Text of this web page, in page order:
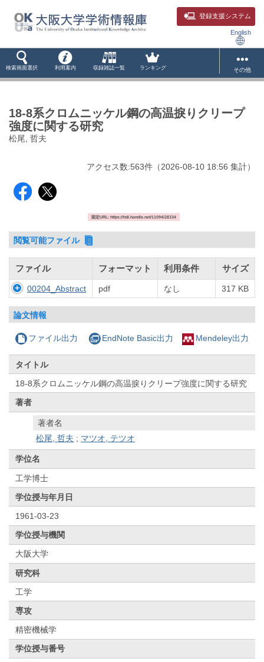
登録支援システム
English
検索画面選択 利用案内 収録雑誌一覧 ランキング その他
18-8系クロムニッケル鋼の高温捩りクリープ
強度に関する研究
松尾, 哲夫
アクセス数:563件 （2026-08-10 18:56 集計）
固定URL: https://hdl.handle.net/11094/28334
閲覧可能ファイル
ファイル フォーマット 利用条件 サイズ
00204_Abstract pdf なし 317 KB
論文情報
ファイル出力 EndNote Basic出力 Mendeley出力
タイトル
18-8系クロムニッケル鋼の高温捩りクリープ強度に関する研究
著者
著者名
松尾, 哲夫 ; マツオ, テツオ
学位名
工学博士
学位授与年月日
1961-03-23
学位授与機関
大阪大学
研究科
工学
専攻
精密機械学
学位授与番号